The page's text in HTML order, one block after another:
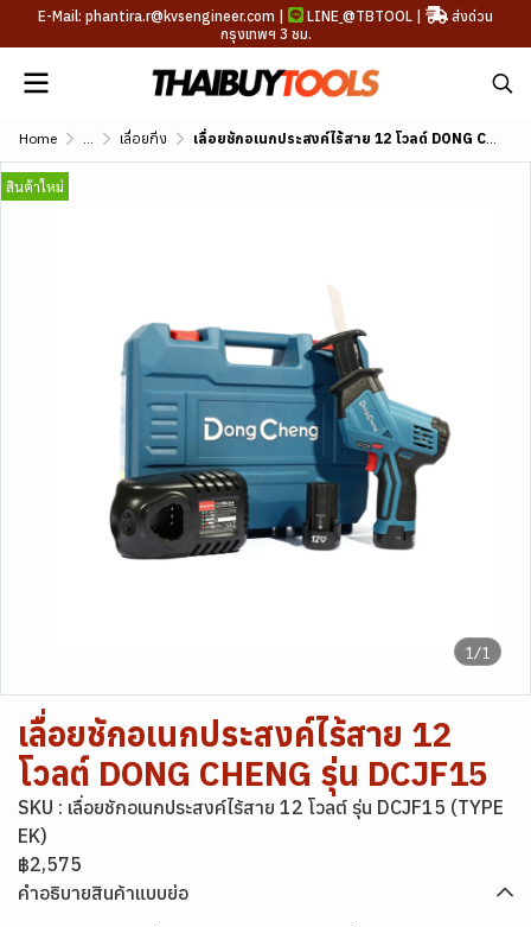
E-Mail: phantira.r@kvsengineer.com | LINE @TBTOOL |
ส่งด่วน
กรุงเทพฯ 3 ชม.
Home ... เลื่อยกิ่ง เลื่อยชักอเนกประสงค์ไร้สาย 12 โวลต์ DONG CHENG รุ่น DCJF15
1/1
สินค้าใหม่
เลื่อยชักอเนกประสงค์ไร้สาย 12
โวลต์ DONG CHENG รุ่น DCJF15
SKU : เลื่อยชักอเนกประสงค์ไร้สาย 12 โวลต์ รุ่น DCJF15 (TYPE
EK)
฿2,575
คำอธิบายสินค้าแบบย่อ